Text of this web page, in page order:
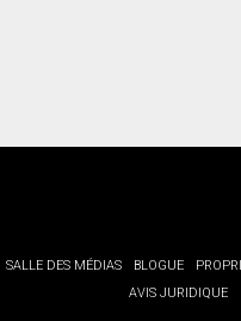
SALLE DES MÉDIAS BLOGUE
AVIS JURIDIQUE